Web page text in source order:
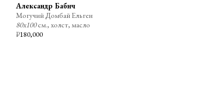
₽180,000
Александр Бабич
Могучий Домбай Ельген
80х100см., холст, масло